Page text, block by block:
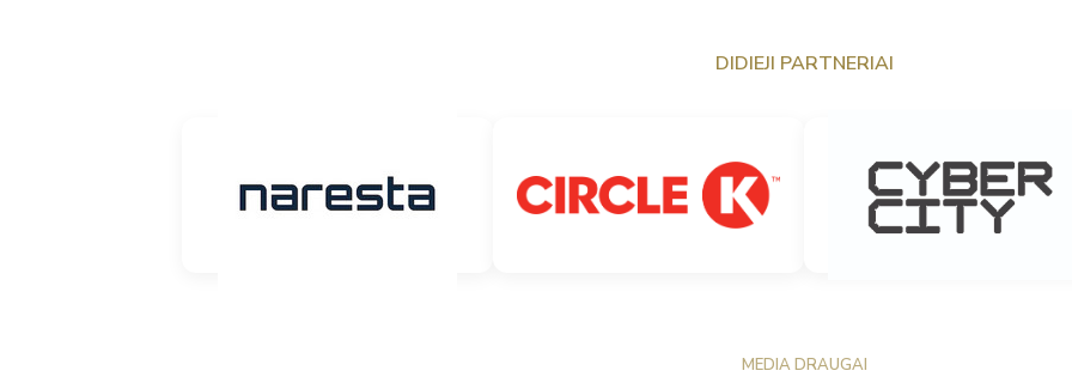
DIDIEJI PARTNERIAI
MEDIA DRAUGAI